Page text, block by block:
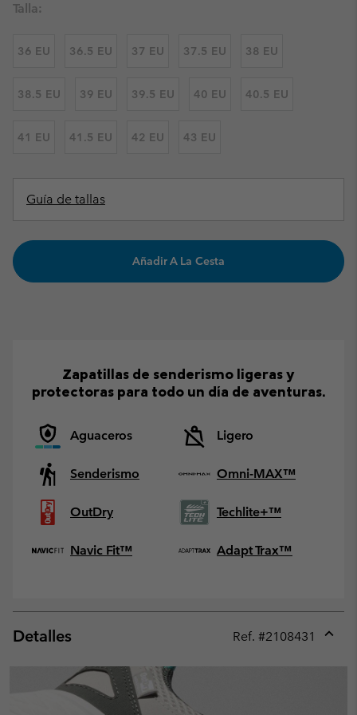
Talla:
36 EU 36.5 EU 37 EU 37.5 EU 38 EU
38.5 EU 39 EU 39.5 EU 40 EU 40.5 EU
41 EU 41.5 EU 42 EU 43 EU
Guía de tallas
Añadir A La Cesta
Zapatillas de senderismo ligeras y
protectoras para todo un día de aventuras.
Aguaceros Ligero
Senderismo Omni-MAX™
OutDry Techlite+™
Navic Fit™ Adapt Trax™
Detalles Ref. #2108431